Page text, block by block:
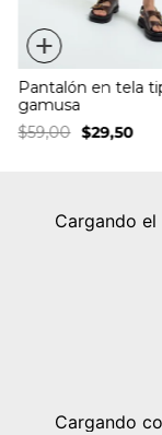
+
Pantalón en tela
gamusa
$59,00 $29,50
Cargando
Cargando